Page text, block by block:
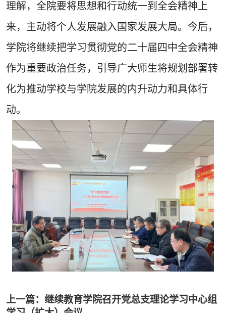
理解，全院要将思想和行动统一到全会精神上
来，主动将个人发展融入国家发展大局。今后，
学院将继续把学习贯彻党的二十届四中全会精神
作为重要政治任务，引导广大师生将规划部署转
化为推动学校与学院发展的内升动力和具体行
动。
上一篇：继续教育学院召开党总支理论学习中心组